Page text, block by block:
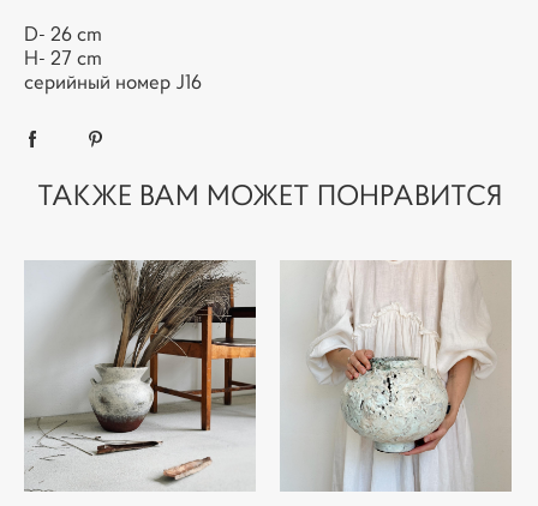
D- 26 cm
H- 27 cm
серийный номер J16
ТАКЖЕ ВАМ МОЖЕТ ПОНРАВИТСЯ